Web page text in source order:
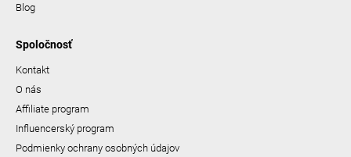
Blog
Spoločnosť
Kontakt
O nás
Affiliate program
Influencerský program
Podmienky ochrany osobných údajov